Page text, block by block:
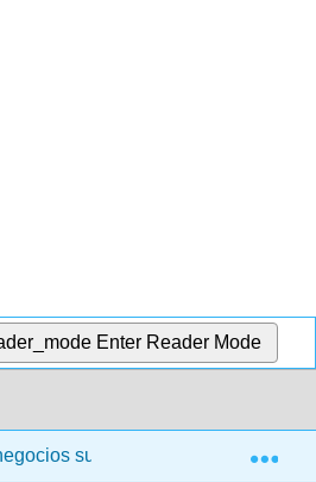
Enter Reader Mode
sustentables 9: